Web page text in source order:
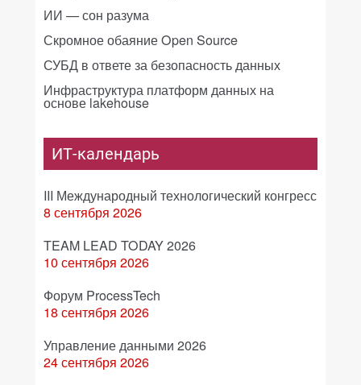
ИИ — сон разума
Скромное обаяние Open Source
СУБД в ответе за безопасность данных
Инфраструктура платформ данных на
основе lakehouse
ИТ-календарь
III Международный технологический конгресс
8 сентября 2026
TEAM LEAD TODAY 2026
10 сентября 2026
Форум ProcessTech
18 сентября 2026
Управление данными 2026
24 сентября 2026